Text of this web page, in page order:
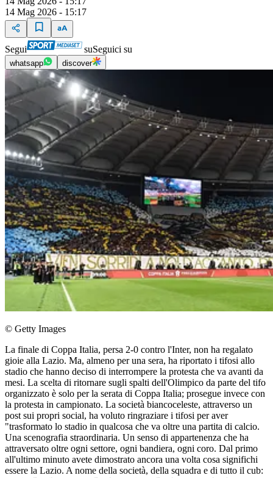
14 Mag 2026 - 15:17
Segui suSeguici su
whatsapp discover
© Getty Images
La finale di Coppa Italia, persa 2-0 contro l'Inter, non ha regalato
gioie alla Lazio. Ma, almeno per una sera, ha riportato i tifosi allo
stadio che hanno deciso di interrompere la protesta che va avanti da
mesi. La scelta di ritornare sugli spalti dell'Olimpico da parte del tifo
organizzato è solo per la serata di Coppa Italia; prosegue invece con
la protesta in campionato. La società biancoceleste, attraverso un
post sui propri social, ha voluto ringraziare i tifosi per aver
"trasformato lo stadio in qualcosa che va oltre una partita di calcio.
Una scenografia straordinaria. Un senso di appartenenza che ha
attraversato oltre ogni settore, ogni bandiera, ogni coro. Dal primo
all'ultimo minuto avete dimostrato ancora una volta cosa significhi
essere la Lazio. A nome della società, della squadra e di tutto il cub: